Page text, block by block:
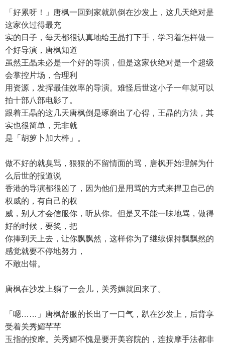
「好累呀！」唐枫一回到家就趴倒在沙发上，这几天绝对是
这家伙过得最充
实的日子，每天都很认真地给王晶打下手，学习着怎样做一
个好导演，唐枫知道
虽然王晶未必是一个好的导演，但是这家伙绝对是一个超级
会掌控片场，合理利
用资源，发挥最佳效率的导演。难怪后世这小子一年就可以
拍十部八部电影了。
跟着王晶的这几天唐枫倒是琢磨出了心得，王晶的方法，其
实也很简单，无非就
是「胡萝卜加大棒」。
做不好的就臭骂，狠狠的不留情面的骂，唐枫开始理解为什
么后世的报道说
香港的导演都很凶了，因为他们是用骂的方式来捍卫自己的
权威的，有自己的权
威，别人才会信服你，听从你。但是又不能一味地骂，做得
好的时候，要奖，把
你捧到天上去，让你飘飘然，这样你为了继续保持飘飘然的
感觉就要不停地努力，
不敢出错。
唐枫在沙发上躺了一会儿，关秀媚就回来了。
「嗯……」唐枫舒服的长出了一口气，趴在沙发上，后背享
受着关秀媚芊芊
玉指的按摩。关秀媚不愧是要开美容院的，连按摩手法都非